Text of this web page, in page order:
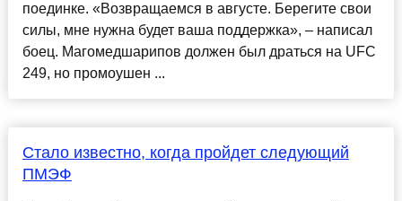
поединке. «Возвращаемся в августе. Берегите свои
силы, мне нужна будет ваша поддержка», – написал
боец. Магомедшарипов должен был драться на UFC
249, но промоушен ...
Стало известно, когда пройдет следующий
ПМЭФ